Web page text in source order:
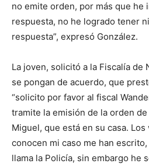
no emite orden, por más que he
respuesta, no he logrado tener
respuesta”, expresó González.
La joven, solicitó a la Fiscalía de
se pongan de acuerdo, que
“solicito por favor al fiscal
tramite la emisión de la orden
Miguel, que está en su casa.
conocen mi caso me han
llama la Policía, sin embargo he